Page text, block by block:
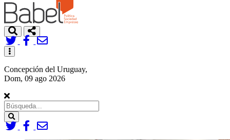
Toggle
navigation
Concepción del Uruguay,
Dom, 09 ago 2026
Search